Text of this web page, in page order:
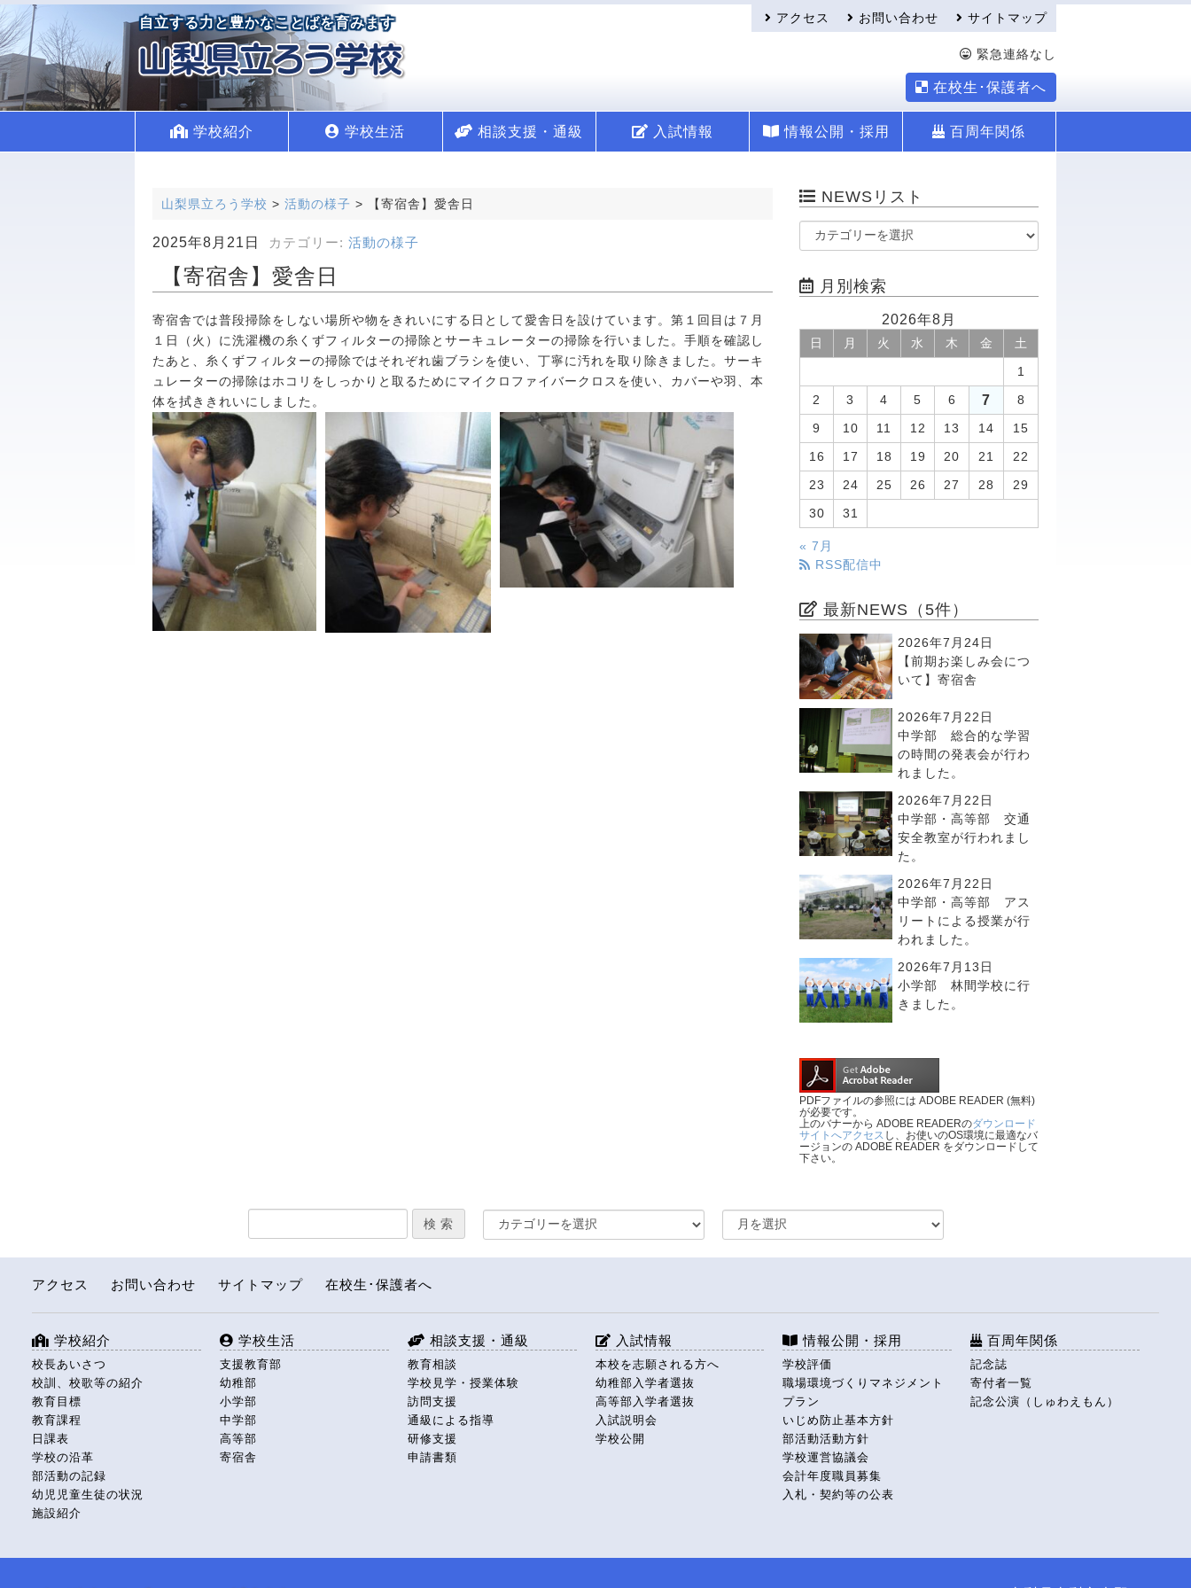
自立する力と豊かなことばを育みます サイトマップ
お問い合わせ
アクセス
緊急連絡なし
在校生･保護者へ
学校紹介 学校生活 相談支援・通級 入試情報 情報公開・採用 百周年関係
山梨県立ろう学校 > 活動の様子 > 【寄宿舎】愛舎日
2025年8月21日 カテゴリー: 活動の様子
【寄宿舎】愛舎日
寄宿舎では普段掃除をしない場所や物をきれいにする日として愛舎日を設けています。第１回目は７月
１日（火）に洗濯機の糸くずフィルターの掃除とサーキュレーターの掃除を行いました。手順を確認し
たあと、糸くずフィルターの掃除ではそれぞれ歯ブラシを使い、丁寧に汚れを取り除きました。サーキ
ュレーターの掃除はホコリをしっかりと取るためにマイクロファイバークロスを使い、カバーや羽、本
体を拭ききれいにしました。
NEWSリスト
月別検索
2026年8月
日 月 火 水 木 金 土
1
2 3 4 5 6 7 8
9 10 11 12 13 14 15
16 17 18 19 20 21 22
23 24 25 26 27 28 29
30 31
« 7月
RSS配信中
最新NEWS（5件）
2026年7月24日
【前期お楽しみ会につ
いて】寄宿舎
2026年7月22日
中学部 総合的な学習
の時間の発表会が行わ
れました。
2026年7月22日
中学部・高等部 交通
安全教室が行われまし
た。
2026年7月22日
中学部・高等部 アス
リートによる授業が行
われました。
2026年7月13日
小学部 林間学校に行
きました。
PDFファイルの参照には ADOBE READER (無料)
が必要です。
上のバナーから ADOBE READERのダウンロード
サイトへアクセス し、お使いのOS環境に最適なバ
ージョンの ADOBE READER をダウンロードして
下さい。
アクセス お問い合わせ サイトマップ 在校生･保護者へ
学校紹介
校長あいさつ
校訓、校歌等の紹介
教育目標
教育課程
日課表
学校の沿革
部活動の記録
幼児児童生徒の状況
施設紹介
学校生活
支援教育部
幼稚部
小学部
中学部
高等部
寄宿舎
相談支援・通級
教育相談
学校見学・授業体験
訪問支援
通級による指導
研修支援
申請書類
入試情報
本校を志願される方へ
幼稚部入学者選抜
高等部入学者選抜
入試説明会
学校公開
情報公開・採用
学校評価
職場環境づくりマネジメント
プラン
いじめ防止基本方針
部活動活動方針
学校運営協議会
会計年度職員募集
入札・契約等の公表
百周年関係
記念誌
寄付者一覧
記念公演（しゅわえもん）